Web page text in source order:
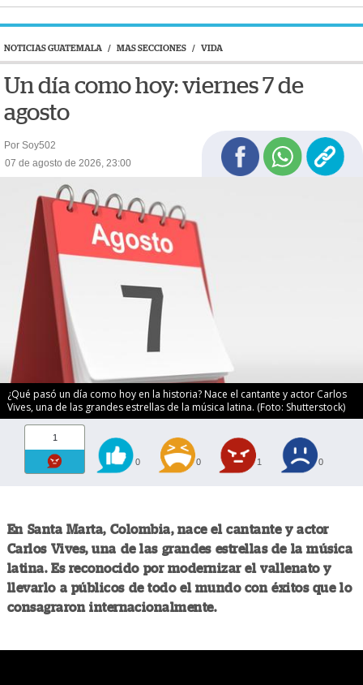
NOTICIAS GUATEMALA / MAS SECCIONES / VIDA
Un día como hoy: viernes 7 de
agosto
Por Soy502
07 de agosto de 2026, 23:00
¿Qué pasó un día como hoy en la historia? Nace el cantante y actor Carlos
Vives, una de las grandes estrellas de la música latina. (Foto: Shutterstock)
1
0 0 1 0
En Santa Marta, Colombia, nace el cantante y actor
Carlos Vives, una de las grandes estrellas de la música
latina. Es reconocido por modernizar el vallenato y
llevarlo a públicos de todo el mundo con éxitos que lo
consagraron internacionalmente.